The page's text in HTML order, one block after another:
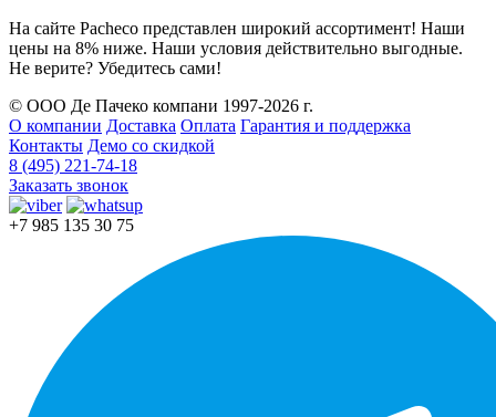
На сайте Pacheco представлен широкий ассортимент! Наши
цены на 8% ниже. Наши условия действительно выгодные.
Не верите? Убедитесь сами!
© ООО Де Пачеко компани 1997-2026 г.
О компании Доставка Оплата Гарантия и поддержка
Контакты Демо со скидкой
8 (495) 221-74-18
Заказать звонок
+7 985 135 30 75